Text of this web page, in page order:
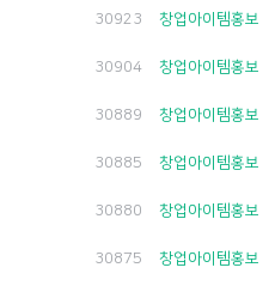
30923 창업아이템홍보
30904 창업아이템홍보
30889 창업아이템홍보
30885 창업아이템홍보
30880 창업아이템홍보
30875 창업아이템홍보